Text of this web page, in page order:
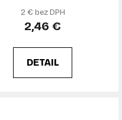
2 € bez DPH
2,46 €
DETAIL